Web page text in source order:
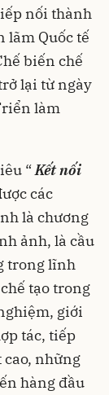
nối thành
lãm Quốc tế
biến chế
lại từ ngày
làm
“Kết nối
các
là chương
ảnh, là cầu
trong lĩnh
tạo trong
giới
tác, tiếp
những
hàng đầu